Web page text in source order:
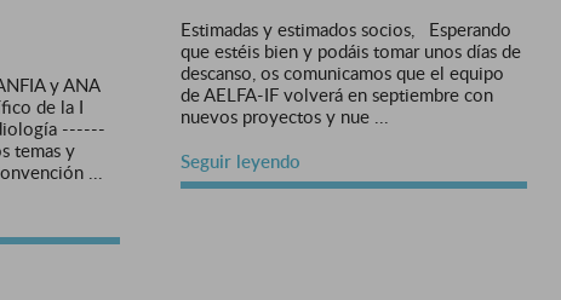
y ANA
de la I
------
temas y
...
Estimadas y estimados socios, Esperando
que estéis bien y podáis tomar unos días de
descanso, os comunicamos que el equipo
de AELFA-IF volverá en septiembre con
nuevos proyectos y nue ...
Seguir leyendo